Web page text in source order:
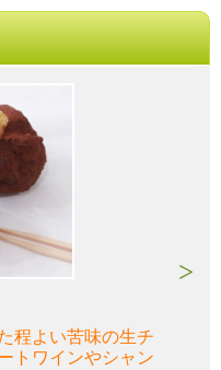
程よい苦味の生チ
トワインやシャン